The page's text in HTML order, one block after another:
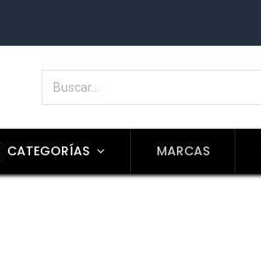
CATEGORÍAS MARCAS